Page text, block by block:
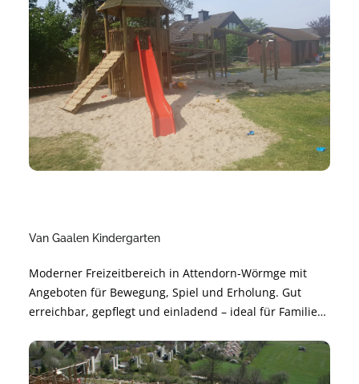
Van Gaalen Kindergarten
Moderner Freizeitbereich in Attendorn-Wörmge mit
Angeboten für Bewegung, Spiel und Erholung. Gut
erreichbar, gepflegt und einladend – ideal für Familien,
oder einen ganzen Nachmittag im Grünen.